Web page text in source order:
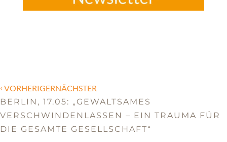
‹ VORHERIGERNÄCHSTER
BERLIN, 17.05: „GEWALTSAMES
VERSCHWINDENLASSEN – EIN TRAUMA FÜR
DIE GESAMTE GESELLSCHAFT“